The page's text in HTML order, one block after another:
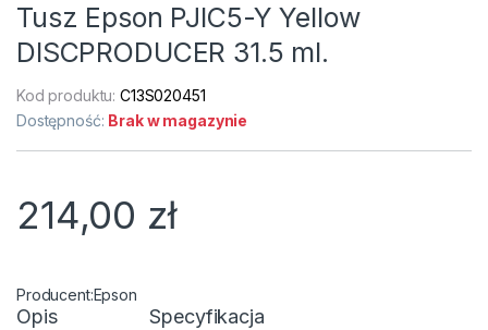
Tusz Epson PJIC5-Y Yellow
DISCPRODUCER 31.5 ml.
Kod produktu:C13S020451
Dostępność: Brak w magazynie
214,00 zł
Epson
Opis Specyfikacja